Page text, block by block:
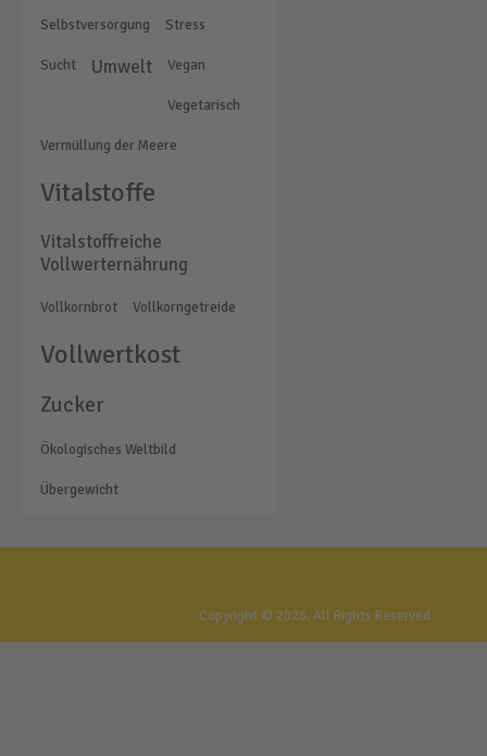
Selbstversorgung Stress
Sucht Umwelt Vegan
Vegetarisch
Vermüllung der Meere
Vitalstoffe
Vitalstoffreiche
Vollwerternährung
Vollkornbrot Vollkorngetreide
Vollwertkost
Zucker
Ökologisches Weltbild
Übergewicht
Copyright © 2026. All Rights Reserved